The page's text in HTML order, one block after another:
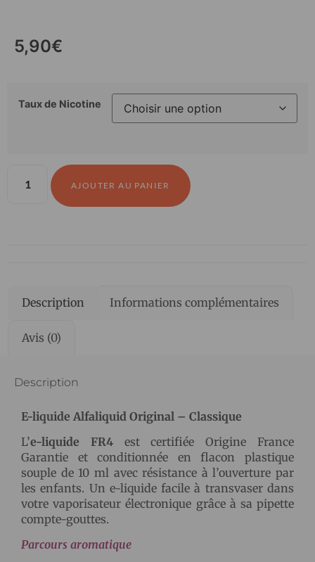
5,90€
Taux de Nicotine
AJOUTER AU PANIER
Description Informations complémentaires
Avis (0)
Description
E-liquide Alfaliquid Original – Classique
L’e-liquide FR4est certifiée Origine France
Garantie et conditionnée en flacon plastique
souple de 10 ml avec résistance à l’ouverture par
les enfants. Un e-liquide facile à transvaser dans
votre vaporisateur électronique grâce à sa pipette
compte-gouttes.
Parcours aromatique